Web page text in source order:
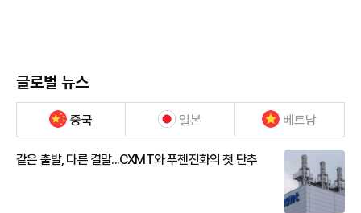
글로벌 뉴스
중국 일본 베트남
같은 출발, 다른 결말...CXMT와 푸젠진화의 첫 단추